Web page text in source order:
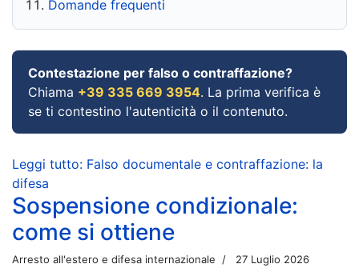
Domande frequenti
Contestazione per falso o contraffazione?
Chiama +39 335 669 3954. La prima verifica è
se ti contestino l'autenticità o il contenuto.
Leggi tutto: Falso documentale e contraffazione: la
difesa
Sospensione condizionale:
come si ottiene
Arresto all'estero e difesa internazionale 27 Luglio 2026